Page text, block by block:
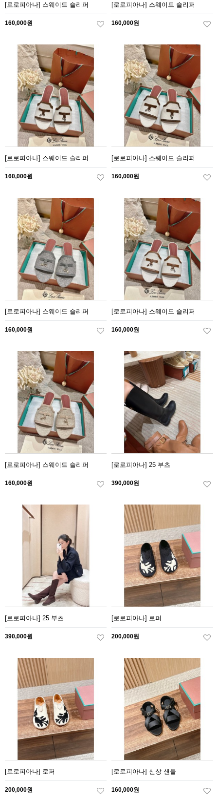
[로로피아나] 스웨이드 슬리퍼
160,000원
[로로피아나] 스웨이드 슬리퍼
160,000원
[로로피아나] 스웨이드 슬리퍼
160,000원
[로로피아나] 스웨이드 슬리퍼
160,000원
[로로피아나] 스웨이드 슬리퍼
160,000원
[로로피아나] 스웨이드 슬리퍼
160,000원
[로로피아나] 스웨이드 슬리퍼
160,000원
[로로피아나] 25 부츠
390,000원
[로로피아나] 25 부츠
390,000원
[로로피아나] 로퍼
200,000원
[로로피아나] 로퍼
200,000원
[로로피아나] 신상 샌들
160,000원